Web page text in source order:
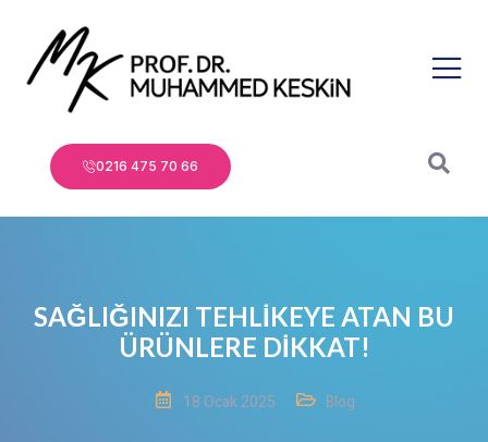
0216 475 70 66
SAĞLIĞINIZI TEHLİKEYE ATAN BU
ÜRÜNLERE DİKKAT!
18 Ocak 2025 Blog